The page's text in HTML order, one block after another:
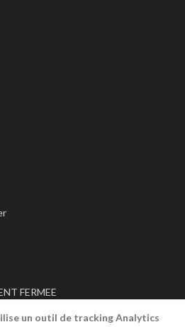
FERMEE
un outil de tracking Analytics